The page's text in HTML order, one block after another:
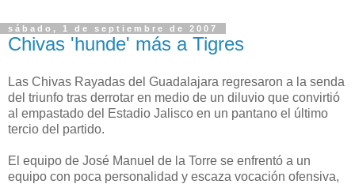
sábado, 1 de septiembre de 2007
Chivas 'hunde' más a Tigres
Las Chivas Rayadas del Guadalajara regresaron a la senda
del triunfo tras derrotar en medio de un diluvio que convirtió
al empastado del Estadio Jalisco en un pantano el último
tercio del partido.
El equipo de José Manuel de la Torre se enfrentó a un
equipo con poca personalidad y escaza vocación ofensiva,